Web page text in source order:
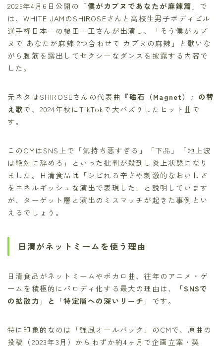
2025年4月6日公開の 「僕がカプヌであなたが麻辣篇」 で
は、WHITE JAMのSHIROSEさんと高校生男子ボディビル
選手権日本一の榎田一王さんが出演し、「そう僕がカプ
ヌで あなたが麻辣 2つ合わせて カプヌの麻辣」と歌いな
がら腹筋を露出してセクシーなダンスを披露する内容で
した。
元ネタはSHIROSEさんの代表曲 『磁石（Magnet）』の替
え歌で、2024年秋にTikTokで大バズりしたヒット曲で
す。
このCMはSNS上で「気持ち悪すぎる」「下品」「地上波
は絶対に辞めろ」といった批判が殺到し炎上状態になり
ました。日清食品は「シビれる辛さや刺激的なおいしさ
をエネルギッシュな演出で表現した」と説明しています
が、ターゲット層と演出のミスマッチが起きた事例とい
えるでしょう。
日清がネットミームを使う理由
日清食品がネットミームやボカロ曲、往年のアニメ・ゲ
ームを積極的にパロディ化する最大の理由は、
「SNSで
の拡散力」と「特定層への深いリーチ」 です。
特に印象的なのは「強風オールバック」のCMで、原曲の
投稿（2023年3月）からわずか約4ヶ月で企画立案・契